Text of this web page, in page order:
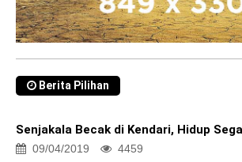
Berita Pilihan
Senjakala Becak di Kendari, Hidup
09/04/2019 4459